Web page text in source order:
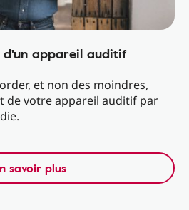
appareil auditif
et non des moindres,
de votre appareil auditif par
savoir plus